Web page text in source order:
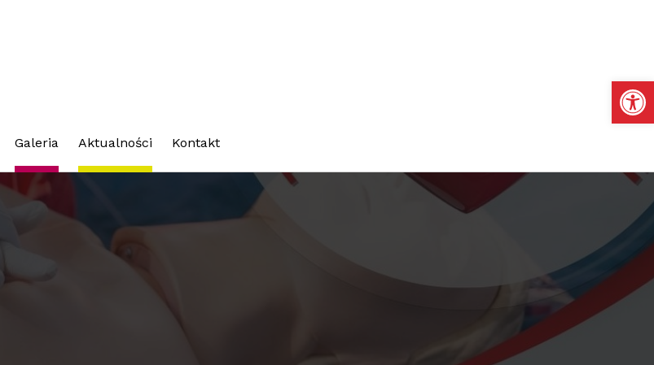
Otwórz pasek narzędzi
Galeria Aktualności Kontakt